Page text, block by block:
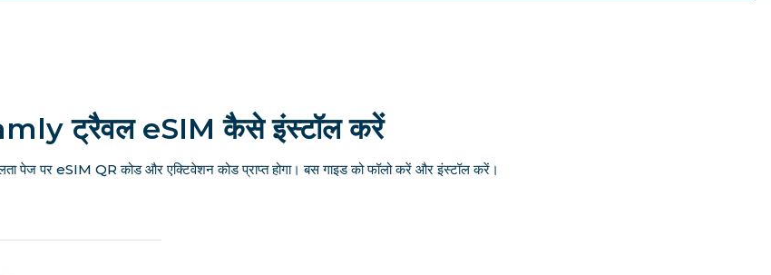
ट्रैवल eSIM कैसे इंस्टॉल करें
पेज पर eSIM QR कोड और एक्टिवेशन कोड प्राप्त होगा। बस गाइड को फॉलो करें और इंस्टॉल करें।